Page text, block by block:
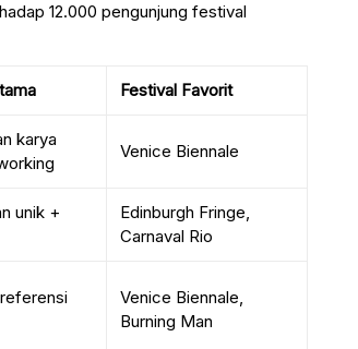
12.000 pengunjung festival
Festival Favorit
karya
Venice Biennale
unik +
Edinburgh Fringe,
Carnaval Rio
Venice Biennale,
Burning Man